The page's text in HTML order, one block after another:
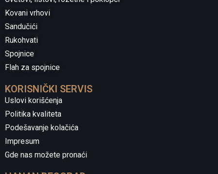
Kovani vrhovi
Sandučići
Rukohvati
Spojnice
Flah za spojnice
KORISNIČKI SERVIS
Uslovi korišćenja
Politika kvaliteta
Podešavanje kolačića
Impresum
Gde nas možete pronaći